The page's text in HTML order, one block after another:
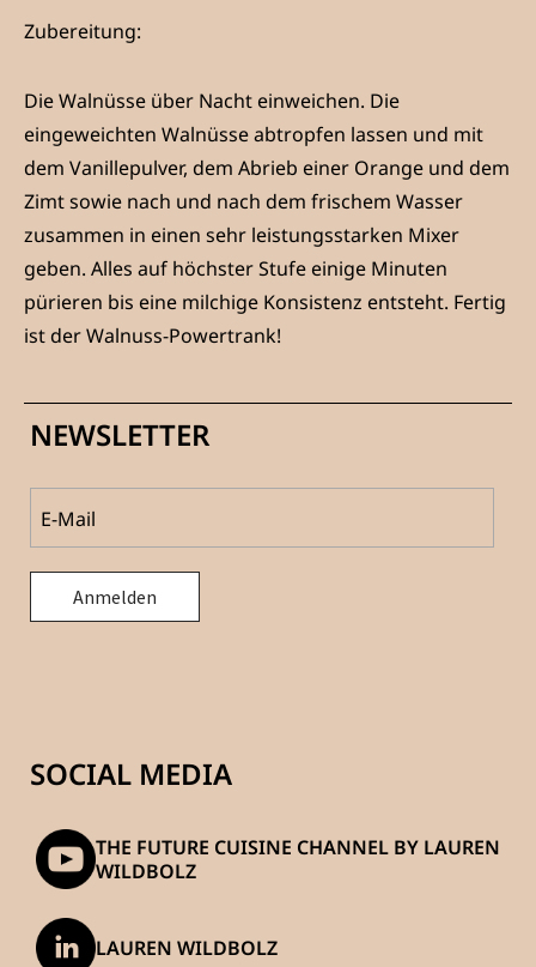
Zubereitung:
Die Walnüsse über Nacht einweichen. Die
eingeweichten Walnüsse abtropfen lassen und mit
dem Vanillepulver, dem Abrieb einer Orange und dem
Zimt sowie nach und nach dem frischem Wasser
zusammen in einen sehr leistungsstarken Mixer
geben. Alles auf höchster Stufe einige Minuten
pürieren bis eine milchige Konsistenz entsteht. Fertig
ist der Walnuss-Powertrank!
NEWSLETTER
SOCIAL MEDIA
THE FUTURE CUISINE CHANNEL BY LAUREN
WILDBOLZ
LAUREN WILDBOLZ